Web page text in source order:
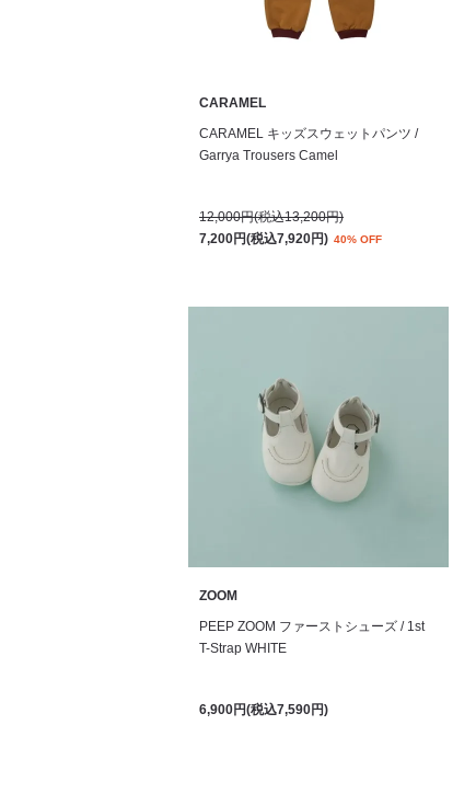
CARAMEL
CARAMEL キッズスウェットパンツ /
Garrya Trousers Camel
12,000円(税込13,200円)
7,200円(税込7,920円) 40% OFF
ZOOM
PEEP ZOOM ファーストシューズ / 1st
T-Strap WHITE
6,900円(税込7,590円)